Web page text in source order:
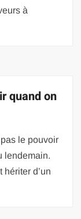
à
quand on
le pouvoir
lendemain.
hériter d’un